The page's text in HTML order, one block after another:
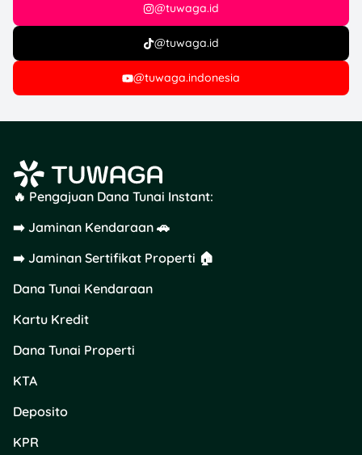
–Marcus Aurelius
Pikiran positif =
hidup lebih ringan.
15.“Bukan karena kita
punya waktu singkat,
menyia-nyiakannya”
–Seneca
aset, jangan terbuang
percuma.
16.“Ia yang memiliki
alasan untuk hidup,
dapat menanggung
hampir semua
bagaimana.”
–Friedrich Nietzsche
tujuan, tantangan apa pun
@tuwaga.id
@tuwaga.id
@tuwaga.indonesia
🔥 Pengajuan Dana Tunai Instant:
➡️ Jaminan Kendaraan 🚗
➡️ Jaminan Sertifikat Properti 🏠
Dana Tunai Kendaraan
Kartu Kredit
Dana Tunai Properti
KTA
Deposito
KPR